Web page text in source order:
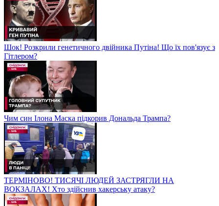
Шок! Розкрили генетичного двійника Путіна! Що їх пов'язує з
Гітлером?
Чим син Ілона Маска підкорив Дональда Трампа?
ТЕРМІНОВО! ТИСЯЧІ ЛЮДЕЙ ЗАСТРЯГЛИ НА
ВОКЗАЛАХ! Хто здійснив хакерську атаку?